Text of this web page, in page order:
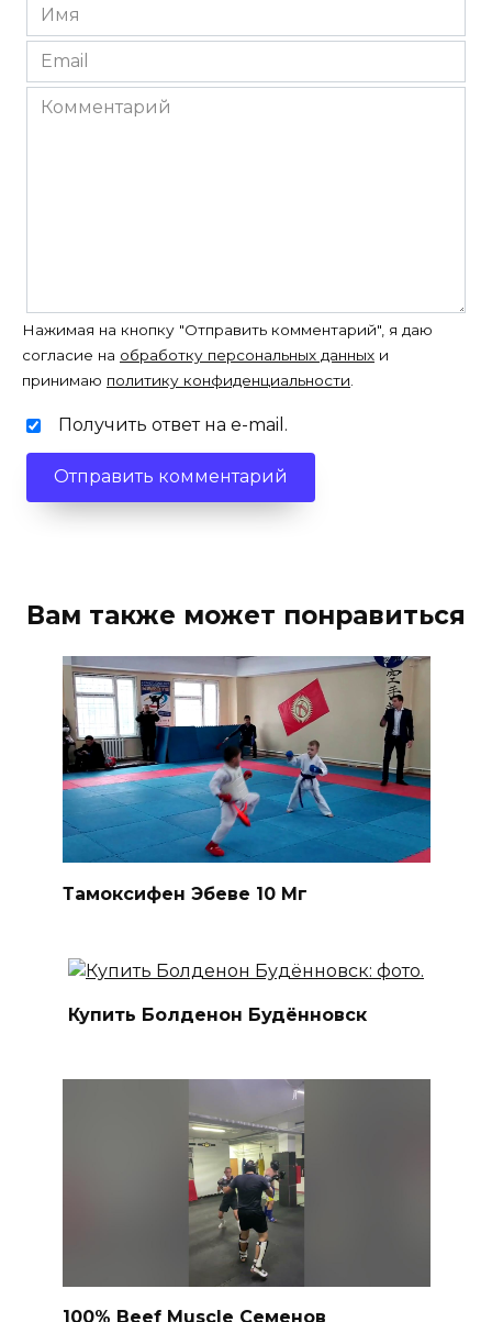
Имя
*
Email
*
Комментарий
Нажимая на кнопку "Отправить комментарий", я даю
согласие на обработку персональных данных и
принимаю политику конфиденциальности
Получить ответ на e-mail.
Вам также может понравиться
Тамоксифен Эбеве 10 Мг
Купить Болденон Будённовск
100% Beef Muscle Семенов